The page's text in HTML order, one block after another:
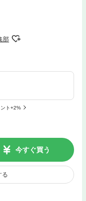
部
ト+2%
今すぐ買う
る